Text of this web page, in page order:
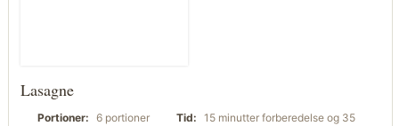
Lasagne
Portioner: 6 portioner Tid: 15 minutter forberedelse og 35